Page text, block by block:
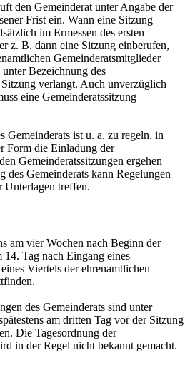
den Gemeinderat unter Angabe der
Frist ein. Wann eine Sitzung
im Ermessen des ersten
z. B. dann eine Sitzung einberufen,
Gemeinderatsmitglieder
Bezeichnung des
Sitzung verlangt. Auch unverzüglich
eine Gemeinderatssitzung
Gemeinderats ist u. a. zu regeln, in
Form die Einladung der
Gemeinderatssitzungen ergehen
des Gemeinderats kann Regelungen
Unterlagen treffen.
am vier Wochen nach Beginn der
14. Tag nach Eingang eines
Viertels der ehrenamtlichen
des Gemeinderats sind unter
am dritten Tag vor der Sitzung
Die Tagesordnung der
in der Regel nicht bekannt gemacht.